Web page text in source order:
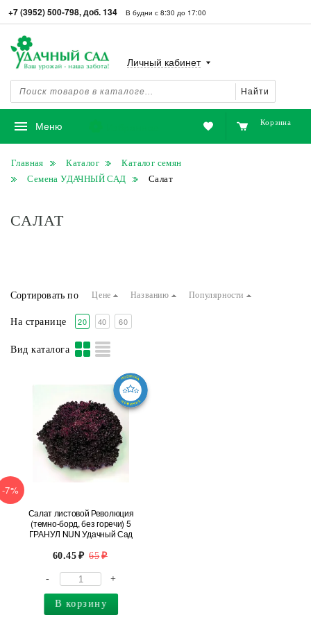
+7 (3952) 500-798, доб. 134 В будни с 8:30 до 17:00
Найти
Личный кабинет
Меню Корзина
Главная Каталог
Каталог семян
Семена УДАЧНЫЙ САД
Салат
САЛАТ
Сортировать по Цене Названию Популярности
На странице 20 40 60
Вид каталога
-7%
Салат листовой Революция
(темно-борд, без горечи) 5
ГРАНУЛ NUN Удачный Сад
60.45 65
- +
В корзину